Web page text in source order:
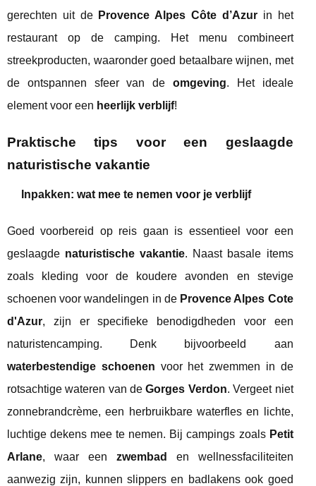
gerechten uit de Provence Alpes Côte d’Azurin het
restaurant op de camping. Het menu combineert
streekproducten, waaronder goed betaalbare wijnen, met
de ontspannen sfeer van de omgeving. Het ideale
element voor een heerlijk verblijf!
Praktische tips voor een geslaagde
naturistische vakantie
Inpakken: wat mee te nemen voor je verblijf
Goed voorbereid op reis gaan is essentieel voor een
geslaagde naturistische vakantie. Naast basale items
zoals kleding voor de koudere avonden en stevige
schoenen voor wandelingen in de Provence Alpes Cote
d'Azur, zijn er specifieke benodigdheden voor een
naturistencamping. Denk bijvoorbeeld aan
waterbestendige schoenen voor het zwemmen in de
rotsachtige wateren van deGorges Verdon. Vergeet niet
zonnebrandcrème, een herbruikbare waterfles en lichte,
luchtige dekens mee te nemen. Bij campings zoals Petit
Arlane, waar een zwembad
en wellnessfaciliteiten
aanwezig zijn, kunnen slippers en badlakens ook goed